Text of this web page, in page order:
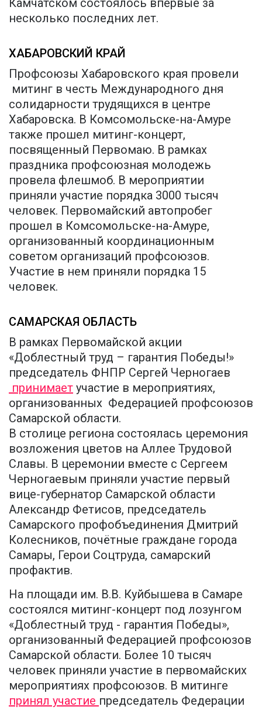
Камчатском состоялось впервые за
несколько последних лет.
ХАБАРОВСКИЙ КРАЙ
Профсоюзы Хабаровского края провели
митинг в честь Международного дня
солидарности трудящихся в центре
Хабаровска. В Комсомольске-на-Амуре
также прошел митинг-концерт,
посвященный Первомаю. В рамках
праздника профсоюзная молодежь
провела флешмоб. В мероприятии
приняли участие порядка 3000 тысяч
человек. Первомайский автопробег
прошел в Комсомольске-на-Амуре,
организованный координационным
советом организаций профсоюзов.
Участие в нем приняли порядка 15
человек.
САМАРСКАЯ ОБЛАСТЬ
В рамках Первомайской акции
«Доблестный труд – гарантия Победы!»
председатель ФНПР Сергей Черногаев
принимает участие в мероприятиях,
организованных Федерацией профсоюзов
Самарской области.
В столице региона состоялась церемония
возложения цветов на Аллее Трудовой
Славы. В церемонии вместе с Сергеем
Черногаевым приняли участие первый
вице-губернатор Самарской области
Александр Фетисов, председатель
Самарского профобъединения Дмитрий
Колесников, почётные граждане города
Самары, Герои Соцтруда, самарский
профактив.
На площади им. В.В. Куйбышева в Самаре
состоялся митинг-концерт под лозунгом
«Доблестный труд - гарантия Победы»,
организованный Федерацией профсоюзов
Самарской области. Более 10 тысяч
человек приняли участие в первомайских
мероприятиях профсоюзов. В митинге
принял участие председатель Федерации